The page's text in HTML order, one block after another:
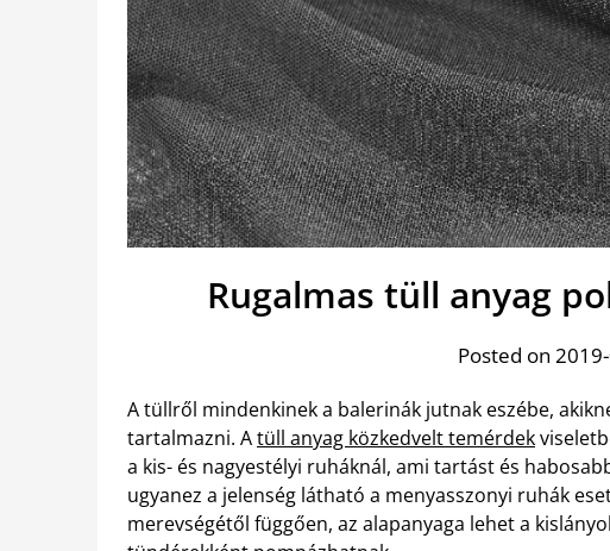
Rugalmas tüll anyag
Posted on
A tüllről mindenkinek a balerinák jutnak eszébe,
tartalmazni. Atüll anyag közkedvelt temérdek
a kis- és nagyestélyi ruháknál, ami tartást és
ugyanez a jelenség látható a menyasszonyi ruhák
merevségétől függően, az alapanyaga lehet a